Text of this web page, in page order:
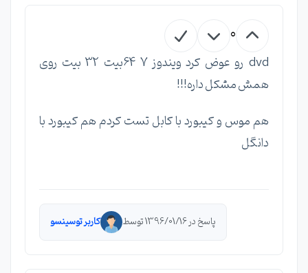
0
dvd رو عوض کرد ویندوز 7 64بیت 32 بیت روی
همش مشکل داره!!!
هم موس و کیبورد با کابل تست کردم هم کیبورد با
دانگل
پاسخ در 1396/01/16 توسط کاربر توسینسو